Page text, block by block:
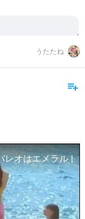
うたたね
playlist_add
レオはエメラルド